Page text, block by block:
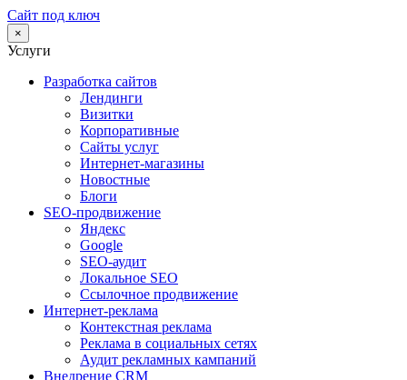
Сайт под ключ
×
Услуги
Разработка сайтов
Лендинги
Визитки
Корпоративные
Сайты услуг
Интернет-магазины
Новостные
Блоги
SEO-продвижение
Яндекс
Google
SEO-аудит
Локальное SEO
Ссылочное продвижение
Интернет-реклама
Контекстная реклама
Реклама в социальных сетях
Аудит рекламных кампаний
Внедрение CRM